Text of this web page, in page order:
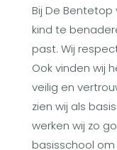
Bij De
kind te
past. Wij
Ook vinden wij
veilig en
zien wij als
werken wij zo
basisschool